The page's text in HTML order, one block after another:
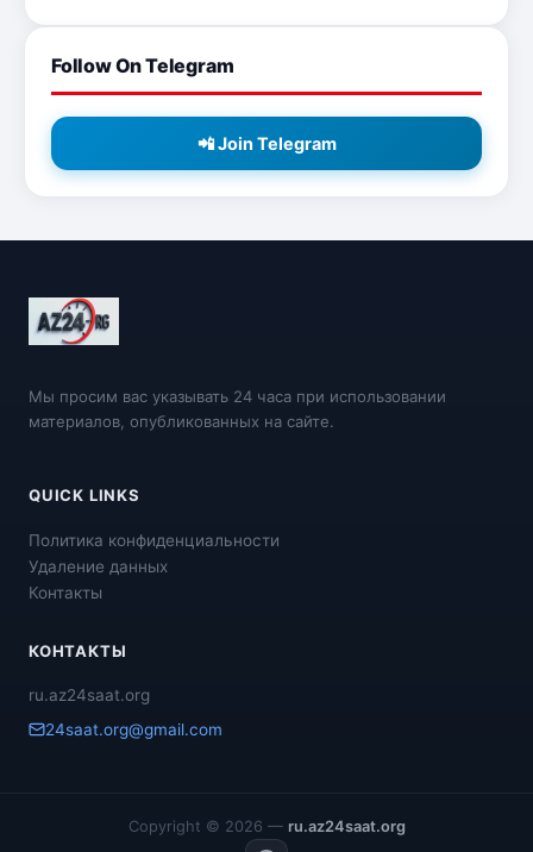
Follow On Telegram
📲 Join Telegram
Мы просим вас указывать 24 часа при использовании
материалов, опубликованных на сайте.
QUICK LINKS
Политика конфиденциальности
Удаление данных
Контакты
КОНТАКТЫ
ru.az24saat.org
24saat.org@gmail.com
Copyright © 2026 — ru.az24saat.org